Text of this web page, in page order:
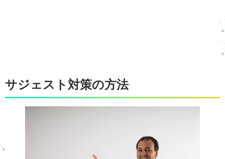
サジェスト対策の方法